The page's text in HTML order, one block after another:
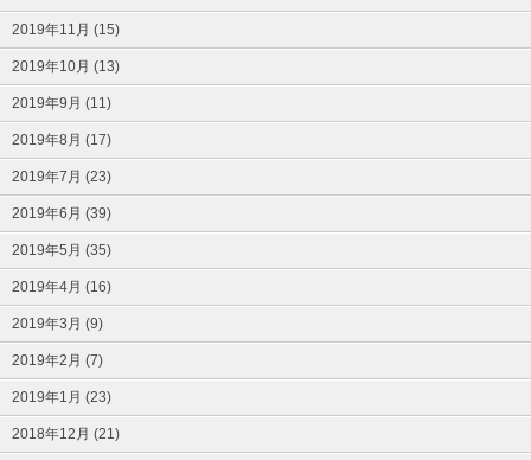
2019年11月 (15)
2019年10月 (13)
2019年9月 (11)
2019年8月 (17)
2019年7月 (23)
2019年6月 (39)
2019年5月 (35)
2019年4月 (16)
2019年3月 (9)
2019年2月 (7)
2019年1月 (23)
2018年12月 (21)